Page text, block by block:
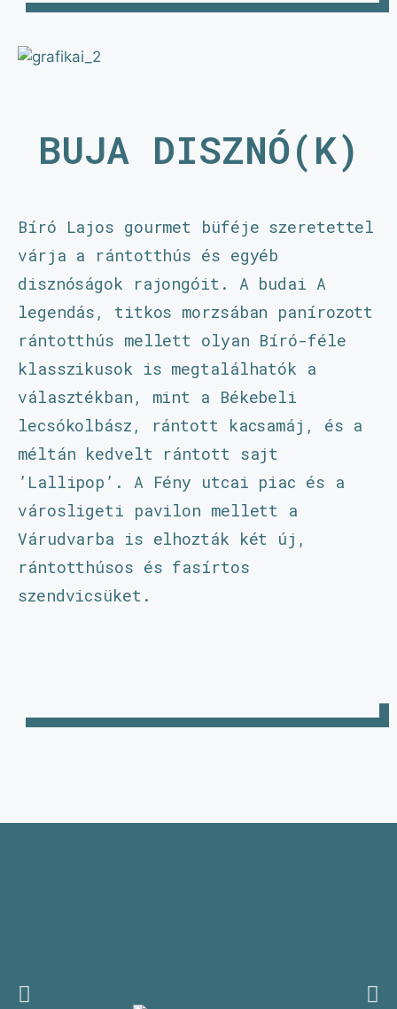
BUJA DISZNÓ(K)
Bíró Lajos gourmet büféje szeretettel
várja a rántotthús és egyéb
disznóságok rajongóit. A budai A
legendás, titkos morzsában panírozott
rántotthús mellett olyan Bíró-féle
klasszikusok is megtalálhatók a
választékban, mint a Békebeli
lecsókolbász, rántott kacsamáj, és a
méltán kedvelt rántott sajt
’Lallipop’. A Fény utcai piac és a
városligeti pavilon mellett a
Várudvarba is elhozták két új,
rántotthúsos és fasírtos
szendvicsüket.